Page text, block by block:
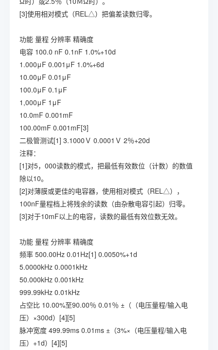
[3]使用相对模式（REL△）把偏差读数归零。
功能 量程 分辨率 精确度
电容 100.0 nF 0.1nF 1.0%+10d
1.000μF 0.001μF 1.0%+6d
10.00μF 0.01μF
100.0μF 0.1μF
1,000μF 1μF
10.0mF 0.001mF
100.00mF 0.001mF[3]
二极管测试[1] 3.1000Ｖ 0.0001Ｖ 2％+20d
注释：
[1]对5，000读数的模式，把最低有效数位（计数）的数值
除以10。
[2]对薄膜或更佳的电容器，使用相对模式（REL△），
100nF量程档上将残余的读数（由杂散电容引起）归零。
[3]对于10mF以上的电容，读数的最低有效位数无效。
功能 量程 分辨率 精确度
频率 500.00Hz 0.01Hz[1] 0.0050%+1d
5.0000kHz 0.0001kHz
50.000kHz 0.001kHz
999.99kHz 0.01kHz
占空比 10.00%至90.00％ 0.01％ ±（（电压量程/输入电
压）×300d）[4][5]
脉冲宽度 499.99ms 0.01ms ±（3%×（电压量程/输入电
压）+1d）[4][5]